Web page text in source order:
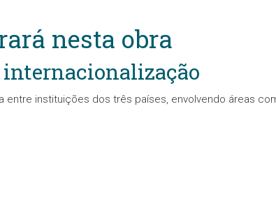
nesta obra
instituições dos três países, envolvendo áreas